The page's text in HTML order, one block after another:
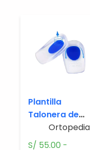
Plantilla
Talonera de
SiliconaOrtopedia.
S/ 55.00 -